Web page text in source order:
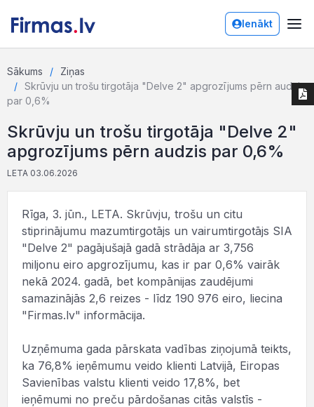
Ienākt
Sākums
Ziņas
Skrūvju un trošu tirgotāja "Delve 2" apgrozījums pērn audzis
par 0,6%
Skrūvju un trošu tirgotāja "Delve 2"
apgrozījums pērn audzis par 0,6%
LETA 03.06.2026
Rīga, 3. jūn., LETA. Skrūvju, trošu un citu
stiprinājumu mazumtirgotājs un vairumtirgotājs SIA
"Delve 2" pagājušajā gadā strādāja ar 3,756
miljonu eiro apgrozījumu, kas ir par 0,6% vairāk
nekā 2024. gadā, bet kompānijas zaudējumi
samazinājās 2,6 reizes - līdz 190 976 eiro, liecina
"Firmas.lv" informācija.
Uzņēmuma gada pārskata vadības ziņojumā teikts,
ka 76,8% ieņēmumu veido klienti Latvijā, Eiropas
Savienības valstu klienti veido 17,8%, bet
ieņēmumi no preču pārdošanas citās valstīs -